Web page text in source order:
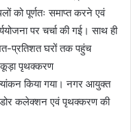
को पूर्णतः समाप्त करने एवं
पर चर्चा की गई। साथ ही
प्रतिशत घरों तक पहुंच
कूड़ा पृथक्करण
किया गया। नगर आयुक्त
डोर कलेक्शन एवं पृथक्करण की